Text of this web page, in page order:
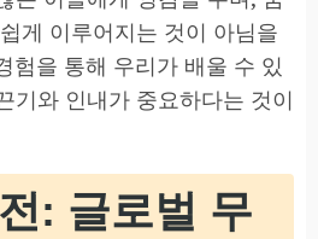
게 이루어지는 것이 아님을
험을 통해 우리가 배울 수 있
기와 인내가 중요하다는 것이
: 글로벌 무